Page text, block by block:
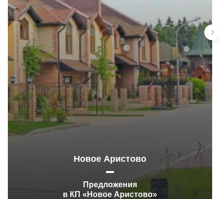
Новое Аристово
Предложения
в КП «Новое Аристово»